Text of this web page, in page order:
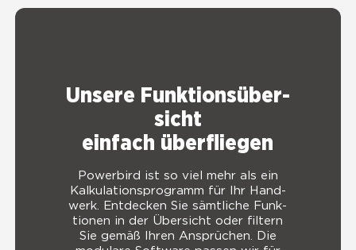
Unse­re Funk­ti­ons­über­
sicht
ein­fach über­flie­gen
Power­bird ist so viel mehr als ein
Kal­ku­la­ti­ons­pro­gramm für Ihr Hand­
werk. Entdecken Sie sämt­li­che Funk­
tio­nen in der Über­sicht oder fil­tern
Sie gemäß Ihren Ansprü­chen. Die